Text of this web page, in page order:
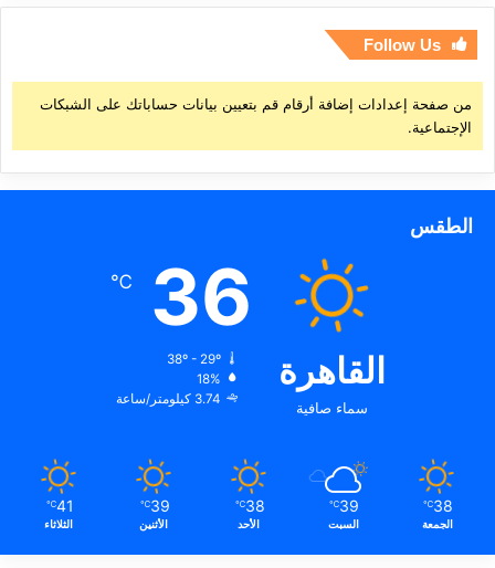
Follow Us
من صفحة إعدادات إضافة أرقام قم بتعيين بيانات حساباتك على الشبكات
الإجتماعية.
الطقس
القاهرة
سماء صافية
36
℃
38º - 29º
18%
3.74 كيلومتر/ساعة
38
℃
الجمعة
39
℃
السبت
38
℃
الأحد
39
℃
الأثنين
41
℃
الثلاثاء